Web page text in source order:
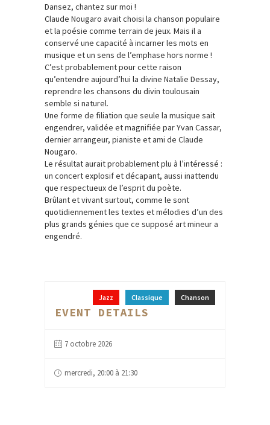
Dansez, chantez sur moi !
Claude Nougaro avait choisi la chanson populaire
et la poésie comme terrain de jeux. Mais il a
conservé une capacité à incarner les mots en
musique et un sens de l’emphase hors norme !
C’est probablement pour cette raison
qu’entendre aujourd’hui la divine Natalie Dessay,
reprendre les chansons du divin toulousain
semble si naturel.
Une forme de filiation que seule la musique sait
engendrer, validée et magnifiée par Yvan Cassar,
dernier arrangeur, pianiste et ami de Claude
Nougaro.
Le résultat aurait probablement plu à l’intéressé :
un concert explosif et décapant, aussi inattendu
que respectueux de l’esprit du poète.
Brûlant et vivant surtout, comme le sont
quotidiennement les textes et mélodies d’un des
plus grands génies que ce supposé art mineur a
engendré.
Chanson
Classique
Jazz
EVENT DETAILS
7 octobre 2026
mercredi, 20:00 à 21:30